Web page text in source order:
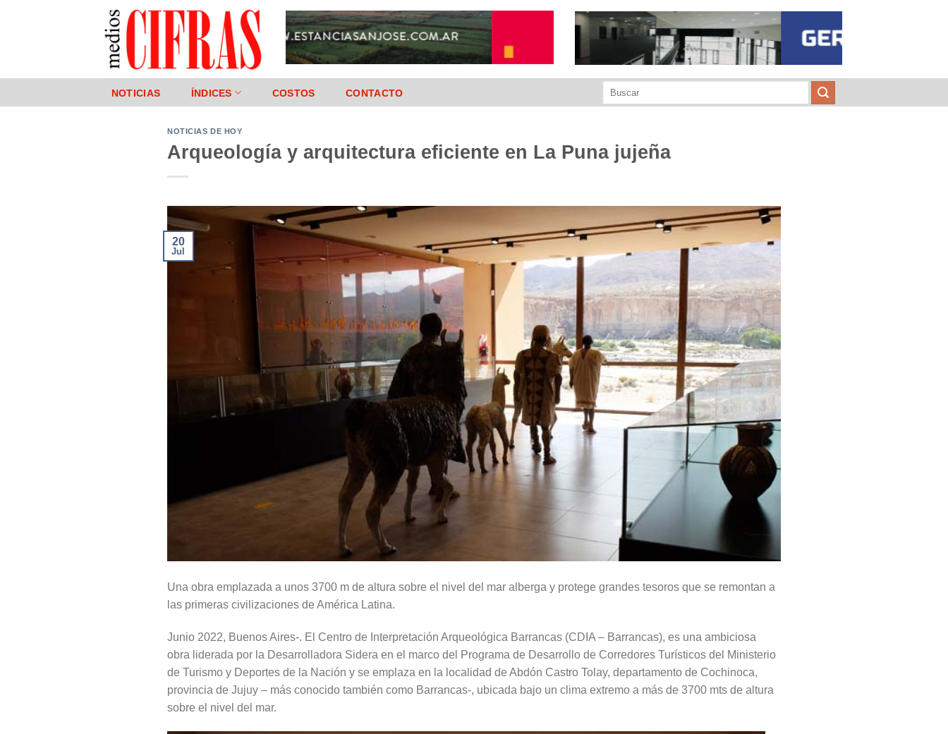
NOTICIAS ÍNDICES COSTOS CONTACTO
NOTICIAS DE HOY
Arqueología y arquitectura eficiente en La Puna jujeña
20
Jul
Una obra emplazada a unos 3700 m de altura sobre el nivel del mar alberga y protege grandes tesoros que se remontan a
las primeras civilizaciones de América Latina.
Junio 2022, Buenos Aires-. El Centro de Interpretación Arqueológica Barrancas (CDIA – Barrancas), es una ambiciosa
obra liderada por la Desarrolladora Sidera en el marco del Programa de Desarrollo de Corredores Turísticos del Ministerio
de Turismo y Deportes de la Nación y se emplaza en la localidad de Abdón Castro Tolay, departamento de Cochinoca,
provincia de Jujuy – más conocido también como Barrancas-, ubicada bajo un clima extremo a más de 3700 mts de altura
sobre el nivel del mar.